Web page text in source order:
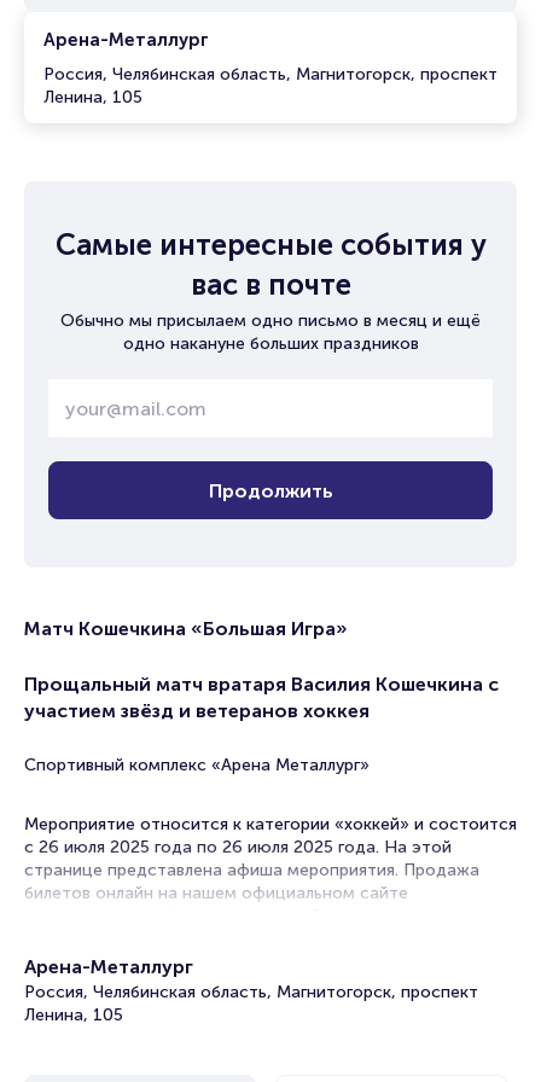
Арена-Металлург
Россия, Челябинская область, Магнитогорск, проспект
Ленина, 105
Самые интересные события у
вас в почте
Обычно мы присылаем одно письмо в месяц и ещё
одно накануне больших праздников
Продолжить
Матч Кошечкина «Большая Игра»
Прощальный матч вратаря Василия Кошечкина с
участием звёзд и ветеранов хоккея
Спортивный комплекс «Арена Металлург»
Мероприятие относится к категории «хоккей» и состоится
с 26 июля 2025 года по 26 июля 2025 года. На этой
странице представлена афиша мероприятия. Продажа
билетов онлайн на нашем официальном сайте
Билеты на матч «Большая Игра»
Арена-Металлург
Россия, Челябинская область, Магнитогорск, проспект
Ленина, 105